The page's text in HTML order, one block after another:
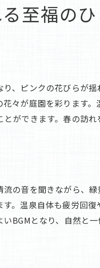
魅力とは
ティ
シュ
ト
至福の
、ピンクの花びらが
々が庭園を彩ります
ができます。春の訪
の音を聞きながら、
。温泉自体も疲労回
BGMとなり、自然と一